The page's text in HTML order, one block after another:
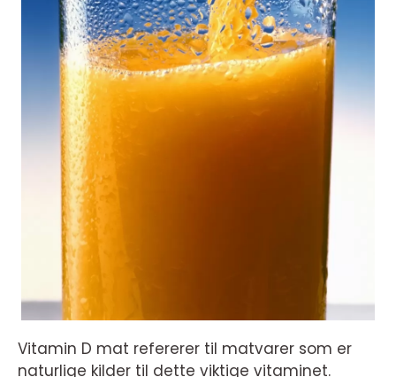
Vitamin D mat refererer til matvarer som er
naturlige kilder til dette viktige vitaminet.